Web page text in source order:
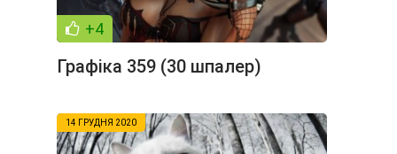
+4
Графіка 359 (30 шпалер)
14 ГРУДНЯ 2020